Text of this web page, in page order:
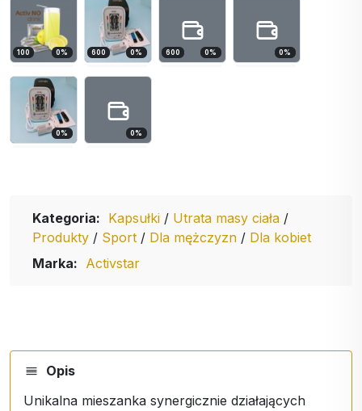
100 0% 600 0% 600 0% 0%
0% 0%
Kategoria: Kapsułki / Utrata masy ciała /
Produkty / Sport / Dla mężczyzn / Dla kobiet
Marka: Activstar
Opis
Unikalna mieszanka synergicznie działających